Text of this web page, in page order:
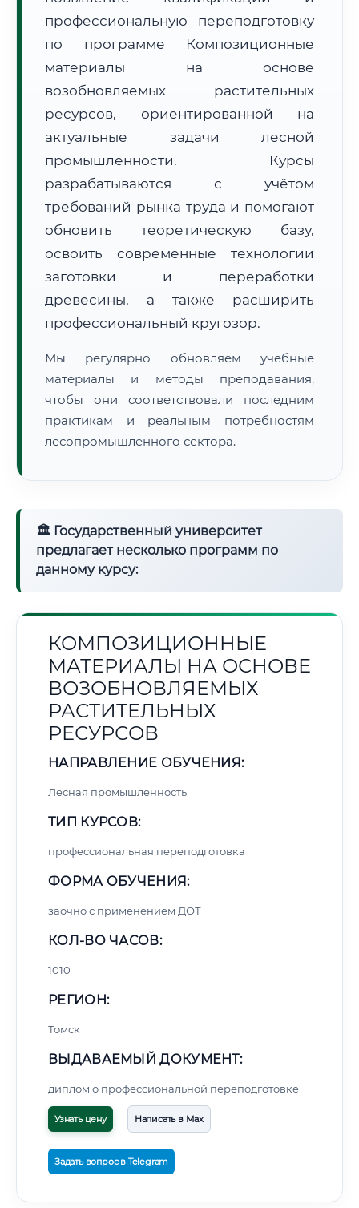
• Маршрут транзита:~207 км
• Экспресс-доставка СДЭК / Почтой:
1–2 рабочих дня
📜 Документы и аккредитация ФИС ФРДО
🔍Нажмите на документ для увеличения и просмотра
профессиональную переподготовку
по программе Композиционные
материалы на основе
возобновляемых растительных
ресурсов, ориентированной на
актуальные задачи лесной
промышленности. Курсы
разрабатываются с учётом
требований рынка труда и помогают
обновить теоретическую базу,
освоить современные технологии
заготовки и переработки
древесины, а также расширить
профессиональный кругозор.
Мы регулярно обновляем учебные
материалы и методы преподавания,
чтобы они соответствовали последним
практикам и реальным потребностям
лесопромышленного сектора.
🏛 Государственный университет
предлагает несколько программ по
данному курсу:
КОМПОЗИЦИОННЫЕ
МАТЕРИАЛЫ НА ОСНОВЕ
ВОЗОБНОВЛЯЕМЫХ
РАСТИТЕЛЬНЫХ
РЕСУРСОВ
НАПРАВЛЕНИЕ ОБУЧЕНИЯ:
Лесная промышленность
ТИП КУРСОВ:
профессиональная переподготовка
ФОРМА ОБУЧЕНИЯ:
заочно с применением ДОТ
КОЛ-ВО ЧАСОВ:
1010
РЕГИОН:
Томск
ВЫДАВАЕМЫЙ ДОКУМЕНТ:
диплом о профессиональной переподготовке
Узнать цену Написать в Max
Задать вопрос в Telegram